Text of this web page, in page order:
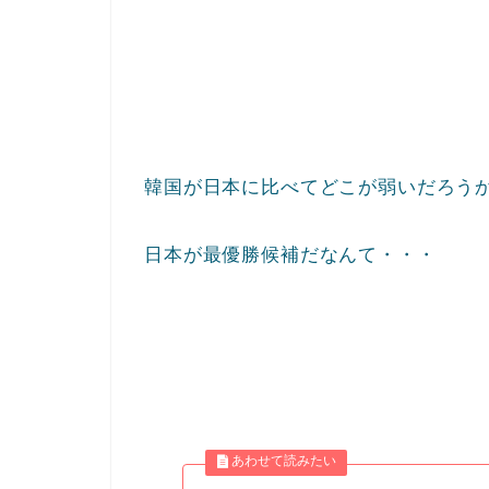
韓国が日本に比べてどこが弱いだろう
日本が最優勝候補だなんて・・・